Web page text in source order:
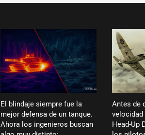
El blindaje siempre fue la
mejor defensa de un tanque.
Ahora los ingenieros buscan
Antes de
velocidad
Head-Up